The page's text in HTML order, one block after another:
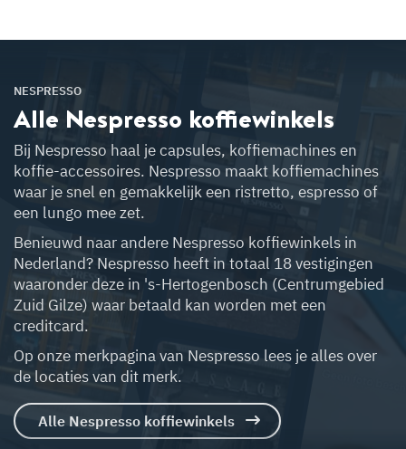
NESPRESSO
Alle Nespresso koffiewinkels
Bij Nespresso haal je capsules, koffiemachines en
koffie-accessoires. Nespresso maakt koffiemachines
waar je snel en gemakkelijk een ristretto, espresso of
een lungo mee zet.
Benieuwd naar andere Nespresso koffiewinkels in
Nederland? Nespresso heeft in totaal 18 vestigingen
waaronder deze in 's-Hertogenbosch (Centrumgebied
Zuid Gilze) waar betaald kan worden met een
creditcard.
Op onze merkpagina van Nespresso lees je alles over
de locaties van dit merk.
Alle Nespresso koffiewinkels